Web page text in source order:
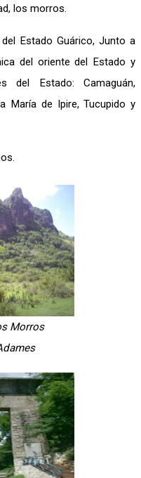
los morros.
Estado Guárico, Junto a
del oriente del Estado y
del Estado: Camaguán,
María de Ipire, Tucupido y
Morros